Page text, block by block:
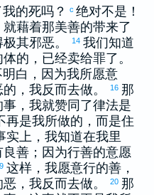
的死吗？ c 绝对不是！
藉着那美善的带来了
其邪恶。
14 我们知道
的，已经卖给罪了。
白，因为我所愿意
，我反而去做。
16 那
，我就赞同了律法是
再是我所做的，而是住
实上，我知道在我里
善；因为行善的意愿
这样，我愿意行的善，
，我反而去做。
20 那